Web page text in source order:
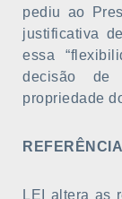
pediu ao
justificativa
essa
decisão
propriedade
LEI altera as